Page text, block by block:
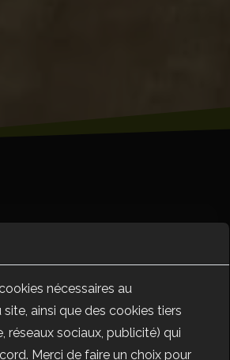
et écologie : cultiver
aux bons choix
nécessaires au
ainsi que des cookies tiers
réseaux sociaux, publicité) qui
Merci de faire un choix pour